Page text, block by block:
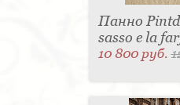
Панно
sasso e la
10 800 руб.